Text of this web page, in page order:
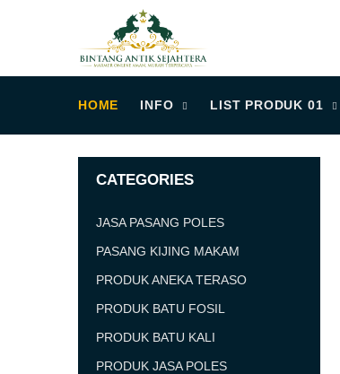
HOME INFO LIST PRODUK 01
CATEGORIES
JASA PASANG POLES
PASANG KIJING MAKAM
PRODUK ANEKA TERASO
PRODUK BATU FOSIL
PRODUK BATU KALI
PRODUK JASA POLES